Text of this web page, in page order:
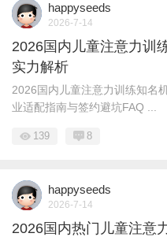
happyseeds
2026-7-14
2026国内儿童注意力训
实力解析
2026国内儿童注意力训练知名
业适配指南与签约避坑FAQ ...
139 8
happyseeds
2026-7-14
2026国内热门儿童注意